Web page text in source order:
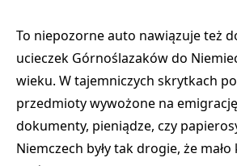
To niepozorne auto nawiązuje też
ucieczek Górnoślazaków do
wieku. W tajemniczych skrytkach
przedmioty wywożone na
dokumenty, pieniądze, czy
Niemczech były tak drogie, że